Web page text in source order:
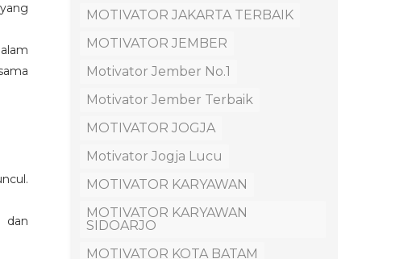
dan
MOTIVATOR JAKARTA TERBAIK
MOTIVATOR JEMBER
Motivator Jember No.1
Motivator Jember Terbaik
MOTIVATOR JOGJA
Motivator Jogja Lucu
MOTIVATOR KARYAWAN
MOTIVATOR KARYAWAN
SIDOARJO
MOTIVATOR KOTA BATAM